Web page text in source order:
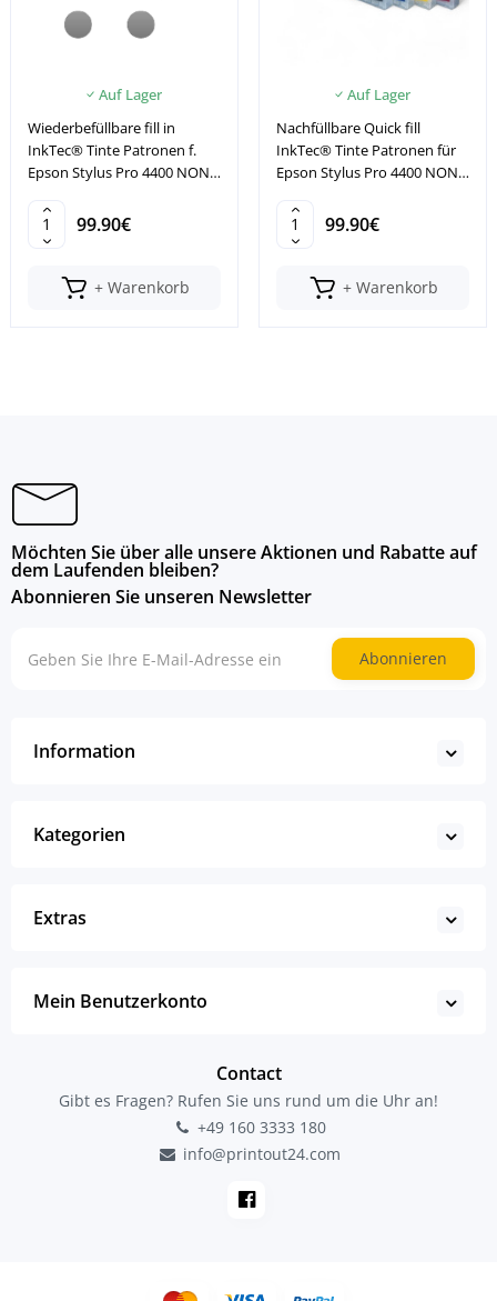
Auf Lager
Wiederbefüllbare fill in
InkTec® Tinte Patronen f.
Epson Stylus Pro 4400 NON
99.90€
+ Warenkorb
Auf Lager
Nachfüllbare Quick fill
InkTec® Tinte Patronen für
Epson Stylus Pro 4400 NON
99.90€
+ Warenkorb
Möchten Sie über alle unsere Aktionen und Rabatte auf
dem Laufenden bleiben?
Abonnieren Sie unseren Newsletter
Abonnieren
Information
Kategorien
Extras
Mein Benutzerkonto
Contact
Gibt es Fragen? Rufen Sie uns rund um die Uhr an!
+49 160 3333 180
info@printout24.com